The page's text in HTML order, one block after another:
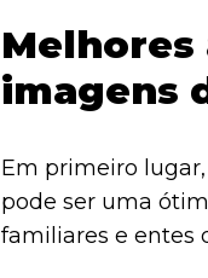
imagens
Em primeiro
pode ser uma
familiares e entes